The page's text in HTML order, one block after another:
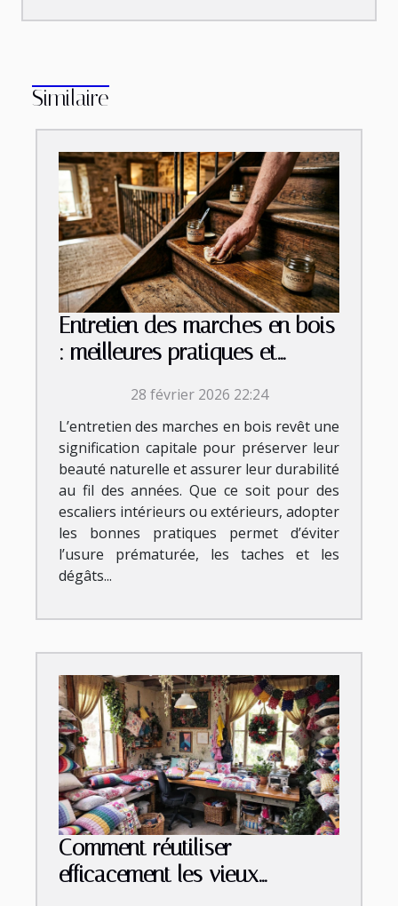
Similaire
Entretien des marches en bois
: meilleures pratiques et
28 février 2026 22:24
L’entretien des marches en bois revêt une
signification capitale pour préserver leur
beauté naturelle et assurer leur durabilité
au fil des années. Que ce soit pour des
escaliers intérieurs ou extérieurs, adopter
les bonnes pratiques permet d’éviter
l’usure prématurée, les taches et les
dégâts...
Comment réutiliser
efficacement les vieux